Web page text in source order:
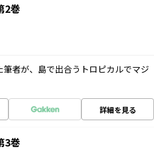
2巻
者が、島で出合うトロピカルでマジ
詳細を見る
3巻